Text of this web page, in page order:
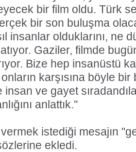
bir film oldu. Türk
bir son buluşma
insanlar olduklarını, ne
Gaziler, filmde
Bize hep insanüstü
karşısına böyle bir
ve gayet
anlattık.''
istediği mesajın
ekledi.